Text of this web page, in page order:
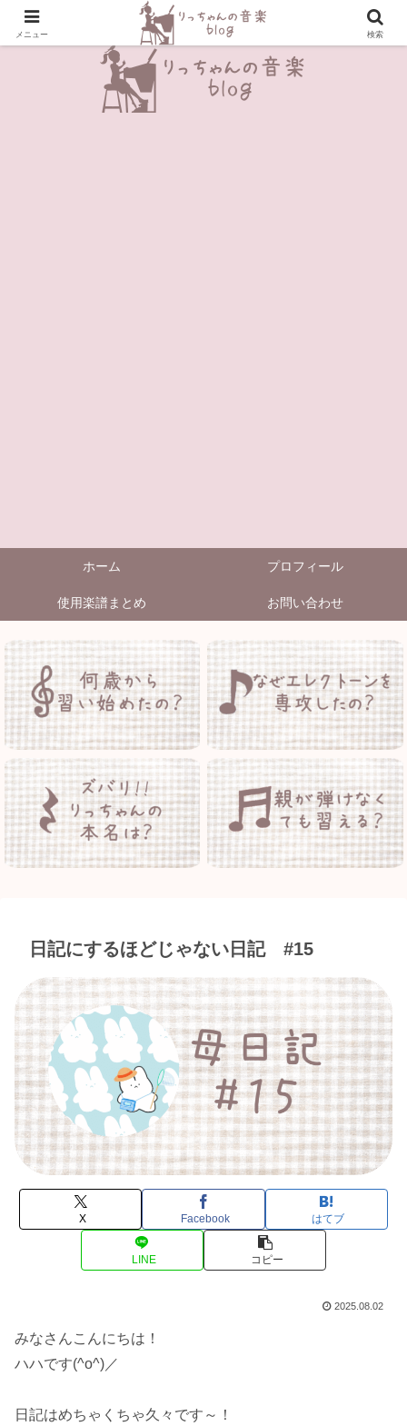
＼Enjoy Music!／
ホーム プロフィール
使用楽譜まとめ お問い合わせ
日記にするほどじゃない日記 #15
X Facebook はてブ
LINE コピー
2025.08.02
みなさんこんにちは！
ハハです(^o^)／
日記はめちゃくちゃ久々です～！
メニュー 検索